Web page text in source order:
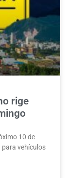
rige
10 de
para vehículos